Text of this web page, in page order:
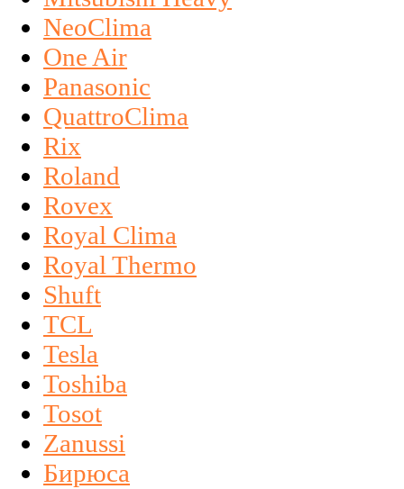
NeoClima
One Air
Panasonic
QuattroClima
Rix
Roland
Rovex
Royal Clima
Royal Thermo
Shuft
TCL
Tesla
Toshiba
Tosot
Zanussi
Бирюса